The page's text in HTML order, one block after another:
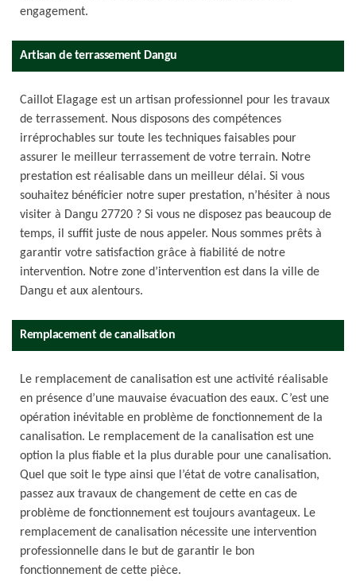
engagement.
Artisan de terrassement Dangu
Caillot Elagage est un artisan professionnel pour les travaux
de terrassement. Nous disposons des compétences
irréprochables sur toute les techniques faisables pour
assurer le meilleur terrassement de votre terrain. Notre
prestation est réalisable dans un meilleur délai. Si vous
souhaitez bénéficier notre super prestation, n’hésiter à nous
visiter à Dangu 27720 ? Si vous ne disposez pas beaucoup de
temps, il suffit juste de nous appeler. Nous sommes prêts à
garantir votre satisfaction grâce à fiabilité de notre
intervention. Notre zone d’intervention est dans la ville de
Dangu et aux alentours.
Remplacement de canalisation
Le remplacement de canalisation est une activité réalisable
en présence d’une mauvaise évacuation des eaux. C’est une
opération inévitable en problème de fonctionnement de la
canalisation. Le remplacement de la canalisation est une
option la plus fiable et la plus durable pour une canalisation.
Quel que soit le type ainsi que l’état de votre canalisation,
passez aux travaux de changement de cette en cas de
problème de fonctionnement est toujours avantageux. Le
remplacement de canalisation nécessite une intervention
professionnelle dans le but de garantir le bon
fonctionnement de cette pièce.